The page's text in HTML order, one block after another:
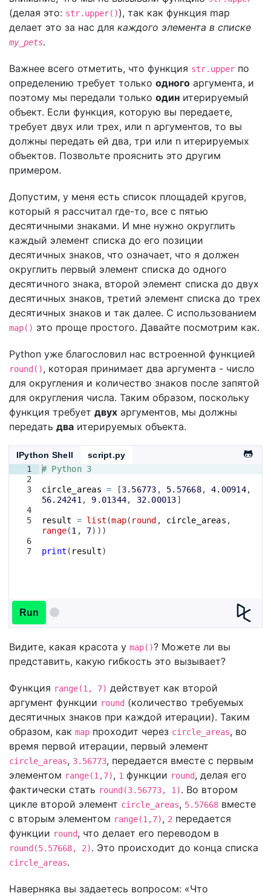
(делая это: str.upper()), так как функция map
делает это за нас для каждого элемента в списке
my_pets.
Важнее всего отметить, что функция str.upper по
определению требует только одного аргумента, и
поэтому мы передали только один итерируемый
объект. Если функция, которую вы передаете,
требует двух или трех, или n аргументов, то вы
должны передать ей два, три или n итерируемых
объектов. Позвольте прояснить это другим
примером.
Допустим, у меня есть список площадей кругов,
который я рассчитал где-то, все с пятью
десятичными знаками. И мне нужно округлить
каждый элемент списка до его позиции
десятичных знаков, что означает, что я должен
округлить первый элемент списка до одного
десятичного знака, второй элемент списка до двух
десятичных знаков, третий элемент списка до трех
десятичных знаков и так далее. С использованием
map() это проще простого. Давайте посмотрим как.
Python уже благословил нас встроенной функцией
round(), которая принимает два аргумента - число
для округления и количество знаков после запятой
для округления числа. Таким образом, поскольку
функция требует двух аргументов, мы должны
передать два итерируемых объекта.
IPython Shell
script.py
1
2
3
4
5
6
7
# Python 3
circle_areas = [3.56773 , 5.57668, 4.00914,
56.24241 , 9.01344, 32.00013]
result = list (map( round , circle_areas ,
range(1 , 7)))
print ( result)
Run
Видите, какая красота у map()? Можете ли вы
представить, какую гибкость это вызывает?
Функция range(1, 7) действует как второй
аргумент функции round (количество требуемых
десятичных знаков при каждой итерации). Таким
образом, как map проходит через circle_areas, во
время первой итерации, первый элемент
circle_areas, 3.56773, передается вместе с первым
элементом range(1,7), 1 функции round, делая его
фактически стать round(3.56773, 1). Во втором
цикле второй элемент circle_areas, 5.57668 вместе
с вторым элементом range(1,7), 2 передается
функции round, что делает его переводом в
round(5.57668, 2). Это происходит до конца списка
circle_areas.
Наверняка вы задаетесь вопросом: «Что